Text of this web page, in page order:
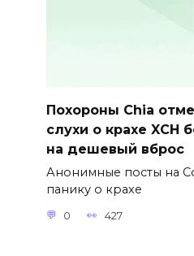
Похороны Chia
слухи о крахе XCH
на дешевый вброс
Анонимные посты на
панику о крахе
0 427